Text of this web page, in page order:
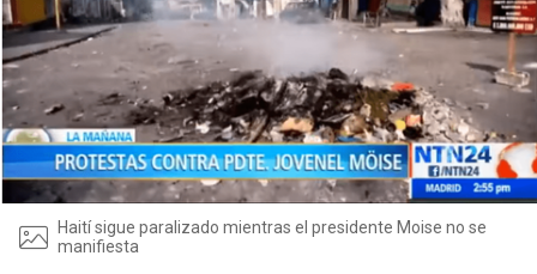
Haití sigue paralizado mientras el presidente Moise no se
manifiesta